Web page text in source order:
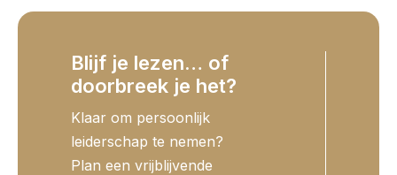
Blijf je lezen… of
doorbreek je het?
Klaar om persoonlijk
leiderschap te nemen?
Plan een vrijblijvende